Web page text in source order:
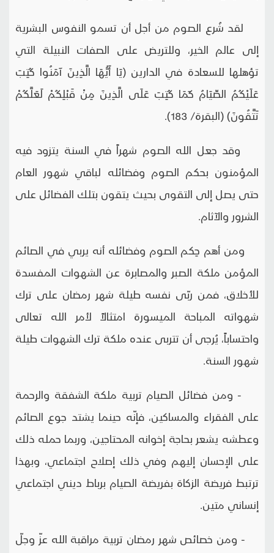
لقد شُرع الصوم من أجل أن تسمو النفوس البشرية
إلى عالم الخير، وللتريض على الصفات النبيلة التي
تؤهلها للسعادة في الدارين (يَا أَيُّهَا الَّذِينَ آمَنُوا كُتِبَ
عَلَيْكُمُ الصِّيَامُ كَمَا كُتِبَ عَلَى الَّذِينَ مِنْ قَبْلِكُمْ لَعَلَّكُمْ
تَتَّقُونَ) (البقرة/ 183).
وقد جعل الله الصوم شهراً في السنة يتزود فيه
المؤمنون بحكم الصوم وفضائله لباقي شهور العام
حتى يصل إلى التقوى بحيث يتقون بتلك الفضائل على
الشرور والآثام.
ومن أهم حِكم الصوم وفضائله أنه يربي في الصائم
المؤمن ملكة الصبر والمصابرة عن الشهوات المفسدة
للأخلاق، فمن ربّى نفسه طيلة شهر رمضان على ترك
شهواته المباحة الميسورة امتثالاً لأمر الله تعالى
واحتساباً، يُرجى أن تتربى عنده ملكة ترك الشهوات طيلة
شهور السنة.
- ومن فضائل الصيام تربية ملكة الشفقة والرحمة
على الفقراء والمساكين، فإنّه حينما يشتد جوع الصائم
وعطشه يشعر بحاجة إخوانه المحتاجين، وربما حمله ذلك
على الإحسان إليهم وفي ذلك إصلاح اجتماعي، وبهذا
ترتبط فريضة الزكاة بفريضة الصيام برباط ديني اجتماعي
إنساني متين.
- ومن خصائص شهر رمضان تربية مراقبة الله عزّ وجلّ